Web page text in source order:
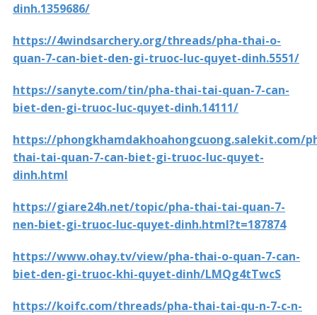
dinh.1359686/
https://4windsarchery.org/threads/pha-thai-o-
quan-7-can-biet-den-gi-truoc-luc-quyet-dinh.5551/
https://sanyte.com/tin/pha-thai-tai-quan-7-can-
biet-den-gi-truoc-luc-quyet-dinh.14111/
https://phongkhamdakhoahongcuong.salekit.com/
thai-tai-quan-7-can-biet-gi-truoc-luc-quyet-
dinh.html
https://giare24h.net/topic/pha-thai-tai-quan-7-
nen-biet-gi-truoc-luc-quyet-dinh.html?t=187874
https://www.ohay.tv/view/pha-thai-o-quan-7-can-
biet-den-gi-truoc-khi-quyet-dinh/LMQg4tTwcS
https://koifc.com/threads/pha-thai-tai-qu-n-7-c-n-